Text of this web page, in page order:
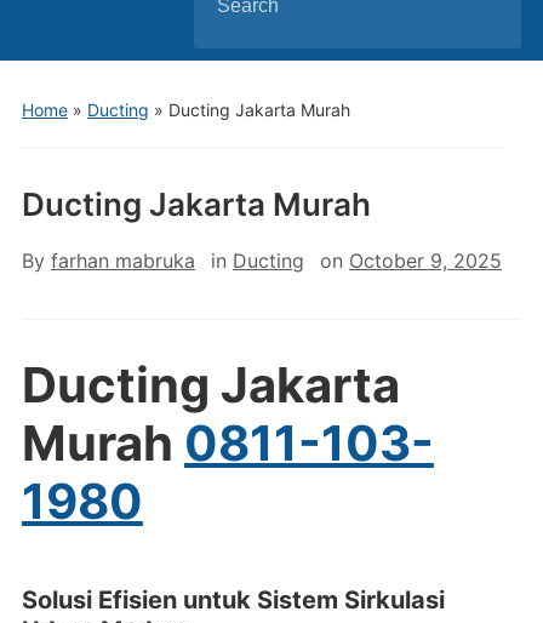
for:
Home» Ducting » Ducting Jakarta Murah
Ducting Jakarta Murah
By farhan mabruka in Ducting on October 9, 2025
Ducting Jakarta
Murah 0811-103-
1980
Solusi Efisien untuk Sistem Sirkulasi